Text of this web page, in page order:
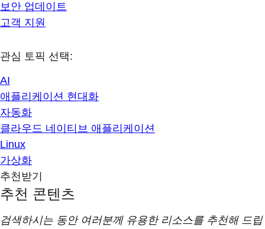
보안 업데이트
고객 지원
관심 토픽 선택:
AI
애플리케이션 현대화
자동화
클라우드 네이티브 애플리케이션
Linux
가상화
추천받기
추천 콘텐츠
검색하시는 동안 여러분께 유용한 리소스를 추천해 드립